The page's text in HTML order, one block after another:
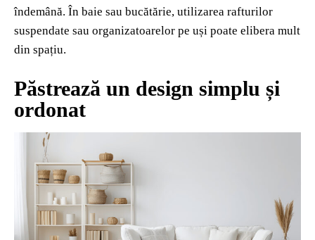
îndemână. În baie sau bucătărie, utilizarea rafturilor
suspendate sau organizatoarelor pe uși poate elibera mult
din spațiu.
Păstrează un design simplu și
ordonat